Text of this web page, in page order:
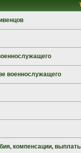
военнослужащего
компенсации,